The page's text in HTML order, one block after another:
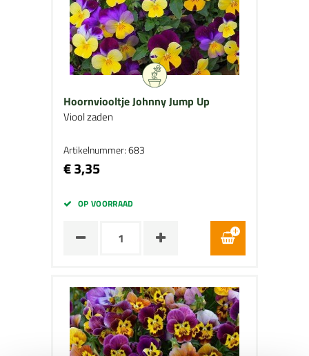
Hoornviooltje Johnny Jump Up
Viool zaden
Artikelnummer: 683
€ 3,35
OP VOORRAAD